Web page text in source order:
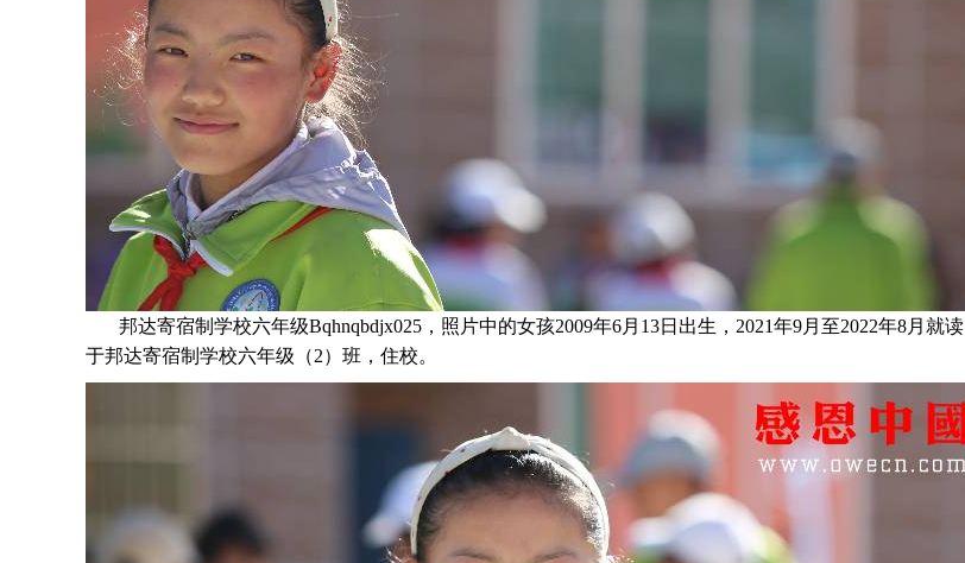
邦达寄宿制学校六年级Bqhnqbdjx025，照片中的女孩2009年6月13日 出生， 2021年9月至2022年8月就读
于邦达寄宿制学校六年级 （2） 班 ，住校。